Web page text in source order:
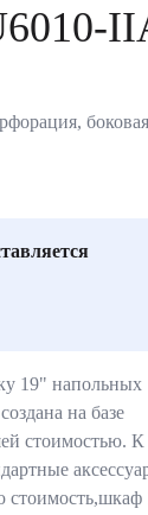
19" напольных
на базе
стоимостью. К
стоимость,шкаф